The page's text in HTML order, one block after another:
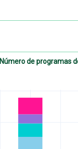
Número de programas